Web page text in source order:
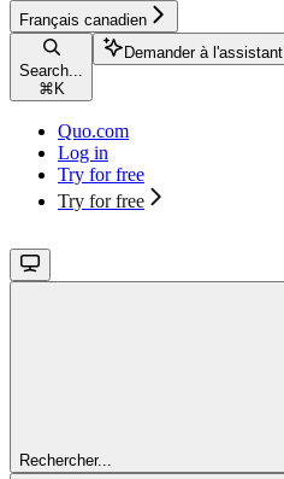
Français canadien
Search...
⌘ K
Demander à l'assistant
Quo.com
Log in
Try for free
Try for free
Rechercher...